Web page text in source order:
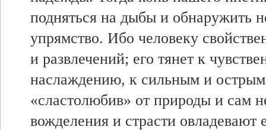
подняться на дыбы и обнаружить
упрямство. Ибо человеку
и развлечений; его тянет к
наслаждению, к сильным и
«сластолюбив» от природы и сам
вожделения и страсти